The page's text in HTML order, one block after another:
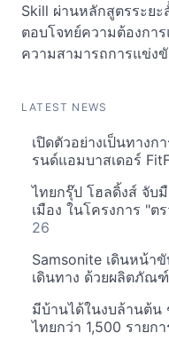
Skill ผ่านหลักสูตรระย
ตอบโจทย์ความต้องกา
ความสามารถการแข่ง
LATEST NEWS
เปิดตัวอย่างเป็นทาง
รนด์แอมบาสเดอร์
ไทยกรุ๊ป โฮลดิ้งส์ จับ
เมือง ในโครงการ "
26
Samsonite เดินหน้า
เดินทาง ด้วยผลิตภัณ
มีบ้านได้ในงบล้านต้น
ไทยกว่า 1,500 รายก